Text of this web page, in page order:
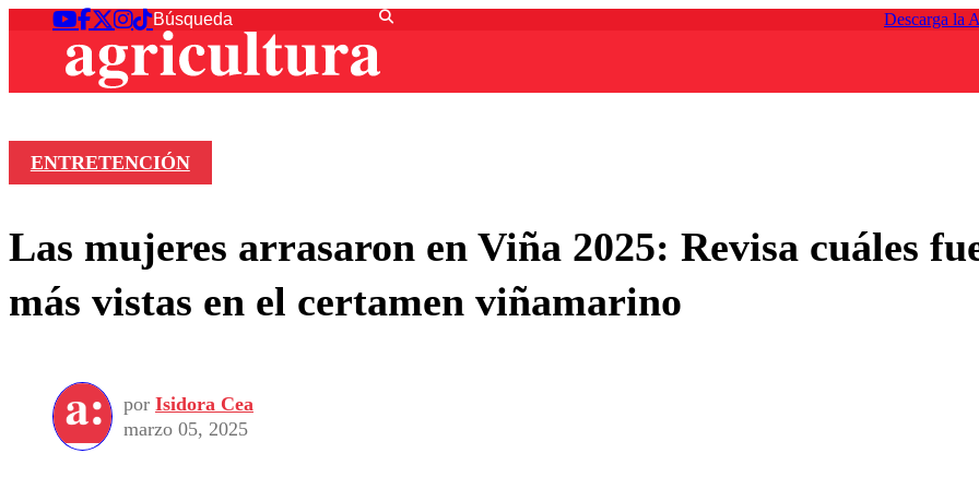
Descarga la
ENTRETENCIÓN
Las mujeres arrasaron en Viña 2025: Revisa cuáles
más vistas en el certamen viñamarino
por Isidora Cea
marzo 05, 2025